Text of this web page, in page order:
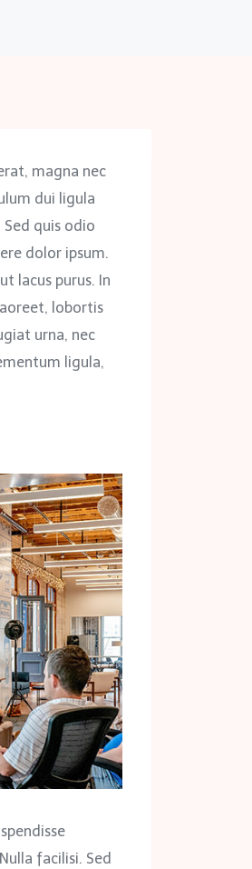
magna nec
dui ligula
quis odio
dolor ipsum.
lacus purus. In
lobortis
urna, nec
ligula,
facilisi. Sed